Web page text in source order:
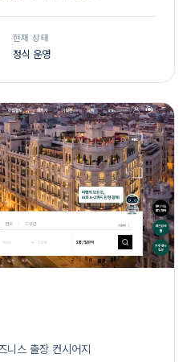
현재 상태
정식 운영
니스 출장 컨시어지